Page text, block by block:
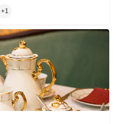
+1